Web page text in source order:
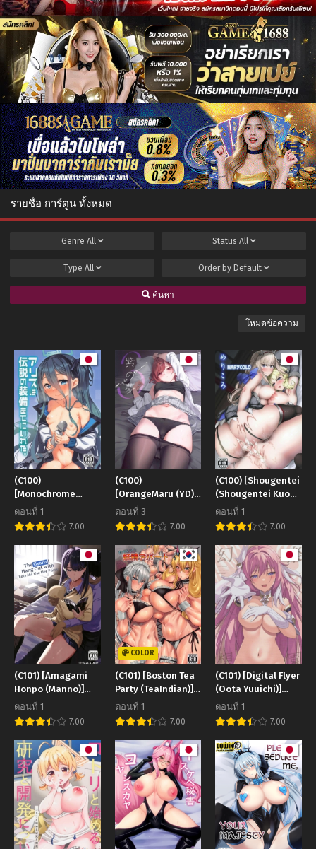
รายชื่อ การ์ตูน ทั้งหมด
Genre All Status All
Type All Order by Default
ค้นหา
โหมดข้อความ
(C100)
[Monochrome
Circuit (racer)]
Alice wa Densetsu
no Soubi o Te ni
Ireta (Blue Archive)
ตอนที่ 1
7.00
(C100)
[OrangeMaru (YD)]
Murasaki no Yume
ตอนที่ 3
7.00
(C100) [Shougentei
(Shougentei Kuon)]
MaryColo (Kantai
Collection -
KanColle-)
ตอนที่ 1
7.00
(C101) [Amagami
Honpo (Manno)]
Iribitari Gal ni
Manko
Tsukawasete
Morau Hanashi The
Gyaru I Hang Out
with Lets Me Use
Her Pussy
ตอนที่ 1
7.00
COLOR
(C101) [Boston Tea
Party (TeaIndian)]
Tanoshii! Yousei
Apart (FateGrand
Order)
ตอนที่ 1
7.00
(C101) [Digital Flyer
(Oota Yuuichi)]
Rakuen Gensou –
Eden Fantasia
(Honkai Impact
3rd) [English]
ตอนที่ 1
7.00